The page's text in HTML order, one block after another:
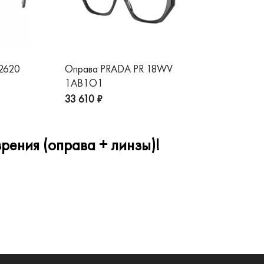
Оправа PRADA PR 18WV
1AB1O1
33 610 ₽
(оправа + линзы)!